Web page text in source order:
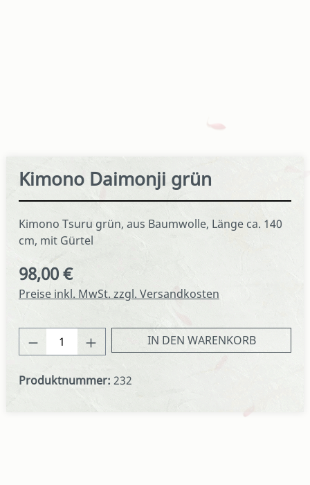
Kimono Daimonji grün
Kimono Tsuru grün, aus Baumwolle, Länge ca. 140
cm, mit Gürtel
Regulärer Preis:
98,00 €
Preise inkl. MwSt. zzgl. Versandkosten
Produkt Anzahl: Gib denIN DEN WARENKORB
Produktnummer: 232